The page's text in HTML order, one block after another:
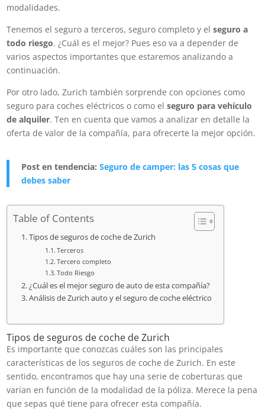
modalidades.
Tenemos el seguro a terceros, seguro completo y elseguro a
todo riesgo. ¿Cuál es el mejor? Pues eso va a depender de
varios aspectos importantes que estaremos analizando a
continuación.
Por otro lado, Zurich también sorprende con opciones como
seguro para coches eléctricos o como elseguro para vehículo
de alquiler. Ten en cuenta que vamos a analizar en detalle la
oferta de valor de la compañía, para ofrecerte la mejor opción.
Post en tendencia:Seguro de camper: las 5 cosas que
debes saber
Table of Contents
Tipos de seguros de coche de Zurich
Terceros
Tercero completo
Todo Riesgo
¿Cuál es el mejor seguro de auto de esta compañía?
Análisis de Zurich auto y el seguro de coche eléctrico
Tipos de seguros de coche de Zurich
Es importante que conozcas cuáles son las principales
características de los seguros de coche de Zurich. En este
sentido, encontramos que hay una serie de coberturas que
varían en función de la modalidad de la póliza. Merece la pena
que sepas qué tiene para ofrecer esta compañía.